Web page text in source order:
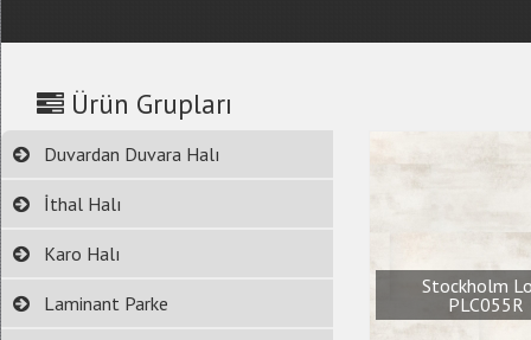
Ürün Grupları
Duvardan Duvara Halı
İthal Halı
Karo Halı
Laminant Parke
Stockholm
PLC055R